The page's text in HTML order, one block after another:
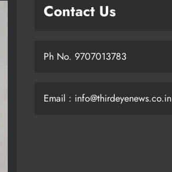
Contact Us
Ph No. 9707013783
Email : info@thirdeyenews.co.in